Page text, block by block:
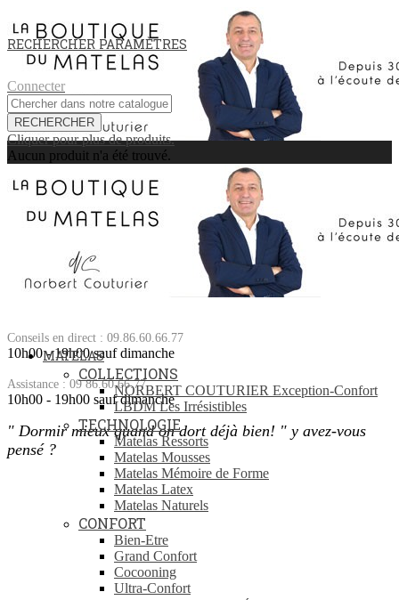
RECHERCHER PARAMÈTRES
Connecter
RECHERCHER
Cliquer pour plus de produits.
Aucun produit n'a été trouvé.
Conseils en direct : 09.86.60.66.77
10h00 - 19h00 sauf dimanche
Assistance : 09 86.60.66.77
10h00 - 19h00 sauf dimanche
" Dormir mieux quand on dort déjà bien! " y avez-vous
pensé ?
MATELAS
COLLECTIONS
NORBERT COUTURIER Exception-Confort
LBDM Les Irrésistibles
TECHNOLOGIE
Matelas Ressorts
Matelas Mousses
Matelas Mémoire de Forme
Matelas Latex
Matelas Naturels
CONFORT
Bien-Etre
Grand Confort
Cocooning
Ultra-Confort